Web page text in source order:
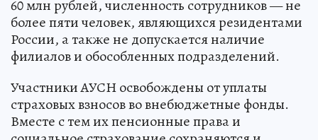
60 млн рублей, численность сотрудников — не
более пяти человек, являющихся резидентами
России, а также не допускается наличие
филиалов и обособленных подразделений.
Участники АУСН освобождены от уплаты
страховых взносов во внебюджетные фонды.
Вместе с тем их пенсионные права и